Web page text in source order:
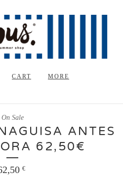
CART MORE
ANTES
62,50€
€
On Sale